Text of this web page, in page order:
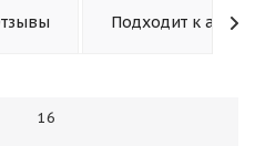
Подходит к авто
16